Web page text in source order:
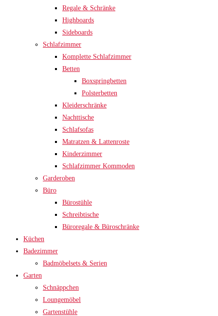
Regale & Schränke
Highboards
Sideboards
Schlafzimmer
Komplette Schlafzimmer
Betten
Boxspringbetten
Polsterbetten
Kleiderschränke
Nachttische
Schlafsofas
Matratzen & Lattenroste
Kinderzimmer
Schlafzimmer Kommoden
Garderoben
Büro
Bürostühle
Schreibtische
Büroregale & Büroschränke
Küchen
Badezimmer
Badmöbelsets & Serien
Garten
Schnäppchen
Loungemöbel
Gartenstühle